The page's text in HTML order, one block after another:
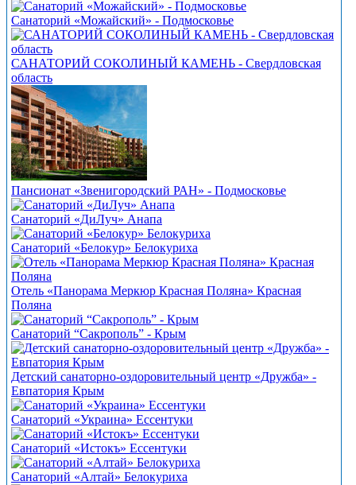
Санаторий «Можайский» - Подмосковье
САНАТОРИЙ СОКОЛИНЫЙ КАМЕНЬ - Свердловская
область
Пансионат «Звенигородский РАН» - Подмосковье
Санаторий «ДиЛуч» Анапа
Санаторий «Белокур» Белокуриха
Отель «Панорама Меркюр Красная Поляна» Красная
Поляна
Санаторий “Сакрополь” - Крым
Детский санаторно-оздоровительный центр «Дружба» -
Евпатория Крым
Санаторий «Украина» Ессентуки
Санаторий «Истокъ» Ессентуки
Санаторий «Алтай» Белокуриха